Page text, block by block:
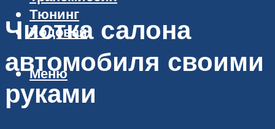
Тюнинг
Ходовая
Меню
Чистка салона
автомобиля своими
руками